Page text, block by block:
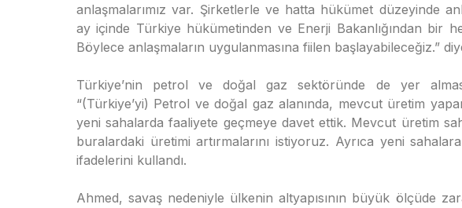
anlaşmalarımız var. Şirketlerle ve hatta hükümet düzeyinde
ay içinde Türkiye hükümetinden ve Enerji Bakanlığından bir
Böylece anlaşmaların uygulanmasına fiilen başlayabileceğiz.”
Türkiye’nin petrol ve doğal gaz sektöründe de yer
“(Türkiye’yi) Petrol ve doğal gaz alanında, mevcut üretim
yeni sahalarda faaliyete geçmeye davet ettik. Mevcut üretim
buralardaki üretimi artırmalarını istiyoruz. Ayrıca yeni
ifadelerini kullandı.
Ahmed, savaş nedeniyle ülkenin altyapısının büyük ölçüde